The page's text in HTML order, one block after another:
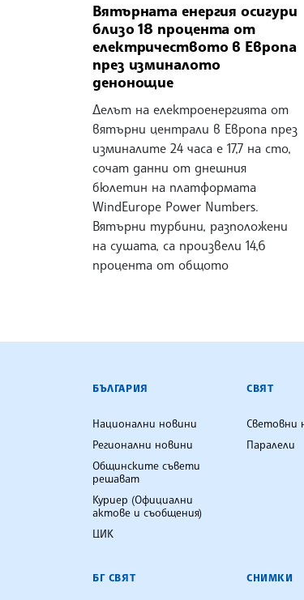
Вятърната енергия осигури
близо 18 процента от
електричеството в Европа
през изминалото
денонощие
Делът на електроенергията от
вятърни централи в Европа през
изминалите 24 часа е 17,7 на сто,
сочат данни от днешния
бюлетин на платформата
WindEurope Power Numbers.
Вятърни турбини, разположени
на сушата, са произвели 14,6
процента от общото
БЪЛГАРСКА
БЪЛГАРИЯ
Национални новини
Регионални новини
Общинските съвети
решават
Куриер (Официални
актове и съобщения)
ЦИК
СВЯТ
Световни
Паралели
БГ СВЯТ СНИМКИ